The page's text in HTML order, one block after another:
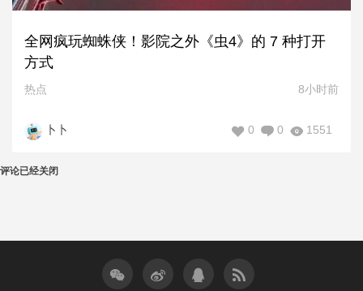
全网疯玩蜘蛛侠！影院之外《虫4》的 7 种打开
方式
热点 8小时前
卜卜 1551
0
0
评论已经关闭